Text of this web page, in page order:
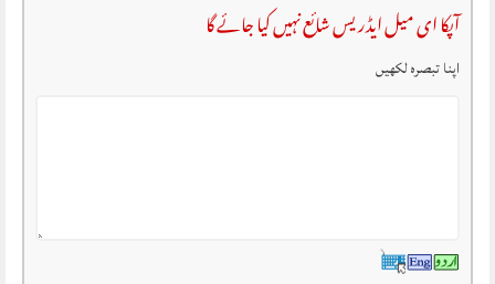
آپکا ای میل ایڈریس شائع نہیں کیا جائے گا
اپنا تبصرہ لکھیں